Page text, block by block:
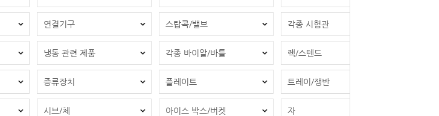
연결기구 스탑콕/밸브 각종 시험관
냉동 관련 제품 각종 바이알/바틀 랙/스텐드
증류장치 플레이트 트레이/쟁반
시브/체 아이스 박스/버켓 자